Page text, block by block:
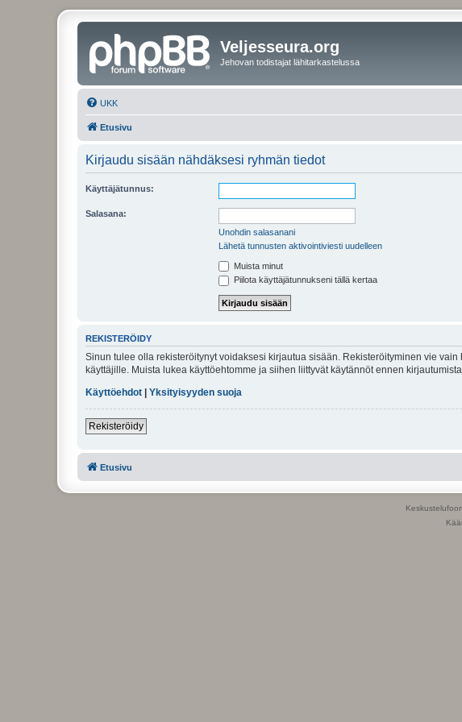
Veljesseura.org
Jehovan todistajat lähitarkastelussa
UKK
Etusivu
Kirjaudu sisään nähdäksesi ryhmän tiedot
Käyttäjätunnus:
Salasana:
Unohdin salasanani
Lähetä tunnusten aktivointiviesti uudelleen
Muista minut
Piilota käyttäjätunnukseni tällä kertaa
REKISTERÖIDY
Sinun tulee olla rekisteröitynyt voidaksesi kirjautua sisään. Rekisteröityminen vie
käyttäjille. Muista lukea käyttöehtomme ja siihen liittyvät käytännöt ennen
Käyttöehdot
Yksityisyyden suoja
Rekisteröidy
Etusivu